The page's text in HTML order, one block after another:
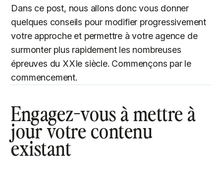
Dans ce post, nous allons donc vous donner
quelques conseils pour modifier progressivement
votre approche et permettre à votre agence de
surmonter plus rapidement les nombreuses
épreuves du XXIe siècle. Commençons par le
commencement.
Engagez-vous à mettre à
jour votre contenu
existant